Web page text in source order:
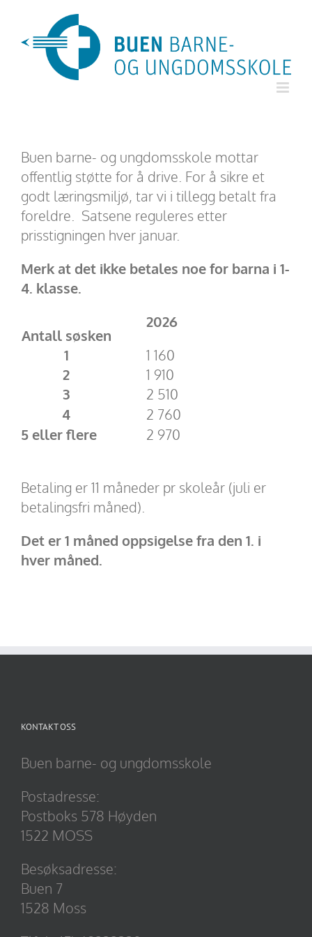
content
Buen barne- og ungdomsskole mottar
offentlig støtte for å drive. For å sikre et
godt læringsmiljø, tar vi i tillegg betalt fra
foreldre. Satsene reguleres etter
prisstigningen hver januar.
Merk at det ikke betales noe for barna i 1-
4. klasse.
Antall søsken
2026
1
1 160
2
1 910
3
2 510
4
2 760
5 eller flere
2 970
Betaling er 11 måneder pr skoleår (juli er
betalingsfri måned).
Det er 1 måned oppsigelse fra den 1. i
hver måned.
KONTAKT OSS
Buen barne- og ungdomsskole
Postadresse:
Postboks 578 Høyden
1522 MOSS
Besøksadresse:
Buen 7
1528 Moss